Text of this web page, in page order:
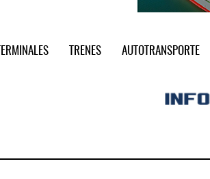
TRENES AUTOTRANSPORTE